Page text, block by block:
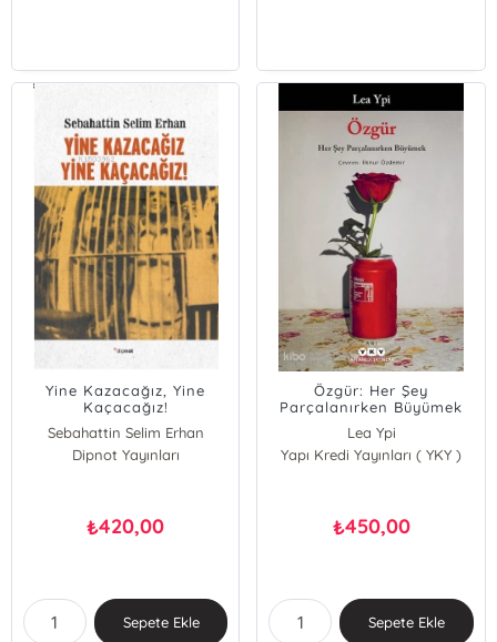
Yine Kazacağız, Yine
Kaçacağız!
Sebahattin Selim Erhan
Dipnot Yayınları
₺420,00
Sepete Ekle
Özgür: Her Şey
Parçalanırken Büyümek
Lea Ypi
Yapı Kredi Yayınları ( YKY )
₺450,00
Sepete Ekle